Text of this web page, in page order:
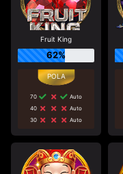
Fruit King
62%
70
Auto
40
Auto
30
Auto